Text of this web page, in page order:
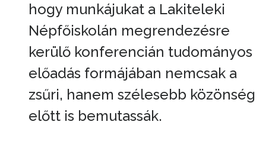
hogy munkájukat a Lakiteleki
Népfőiskolán megrendezésre
kerülő konferencián tudományos
előadás formájában nemcsak a
zsűri, hanem szélesebb közönség
előtt is bemutassák.